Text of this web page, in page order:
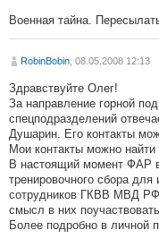
Военная тайна.
RobinBobin , 08.05.2008 12:13
Здравствуйте Олег!
За направление горной
спецподразделений
Душарин. Его контакты
Мои контакты можно найти
В настоящий момент ФАР
тренировочного сбора для
сотрудников ГКВВ МВД РФ
смысл в них
Более подробно в личной